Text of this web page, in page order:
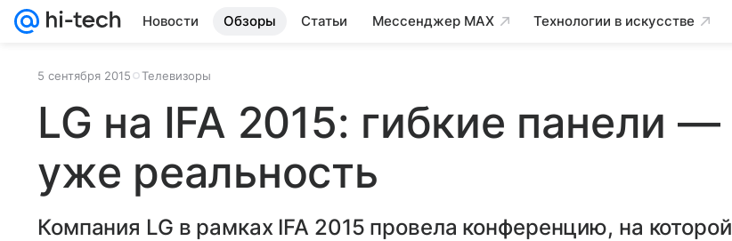
Новости Обзоры Статьи Мессенджер MAX Технологии в искусстве
5 сентября 2015 Телевизоры
LG на IFA 2015: гибкие панели —
уже реальность
Компания LG в рамках IFA 2015 провела конференцию, на которой